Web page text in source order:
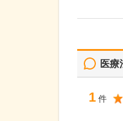
医療
1 件